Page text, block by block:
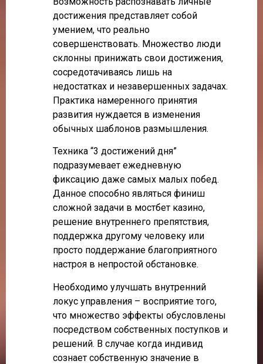
достижения представляет собой
умением, что реально
совершенствовать. Множество люди
склонны принижать свои достижения,
сосредотачиваясь лишь на
недостатках и незавершенных задачах.
Практика намеренного принятия
развития нуждается в изменения
обычных шаблонов размышления.
Техника “3 достижений дня”
подразумевает ежедневную
фиксацию даже самых малых побед.
Данное способно являться финиш
сложной задачи в мостбет казино,
решение внутреннего препятствия,
поддержка другому человеку или
просто поддержание благоприятного
настроя в непростой обстановке.
Необходимо улучшать внутренний
локус управления – восприятие того,
что множество эффекты обусловлены
посредством собственных поступков и
решений. В случае когда индивид
сознает собственную значение в